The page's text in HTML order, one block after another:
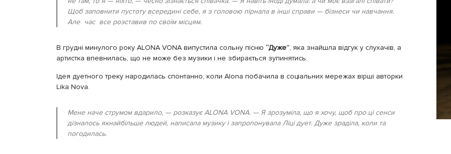
Щоб заповнити пустоту всередині себе, я з головою пірнала в інші справи — бізнеси чи навчання.
Але час все розставив по своїм місцям.
В грудні минулого року ALONA VONA випустила сольну пісню “Дуже”, яка знайшла відгук у слухачів, а
артистка впевнилась, що не може без музики і не збирається зупинятись.
Ідея дуетного треку народилась спонтанно, коли Alona побачила в соціальних мережах вірші авторки
Lika Nova.
Мене наче струмом вдарило, — розказує ALONA VONA. — Я зрозуміла, що я хочу, щоб про ці сенси
дізналось якнайбільше людей, написала музику і запропонувала Ліці дует. Дуже зраділа, коли та
погодилась.